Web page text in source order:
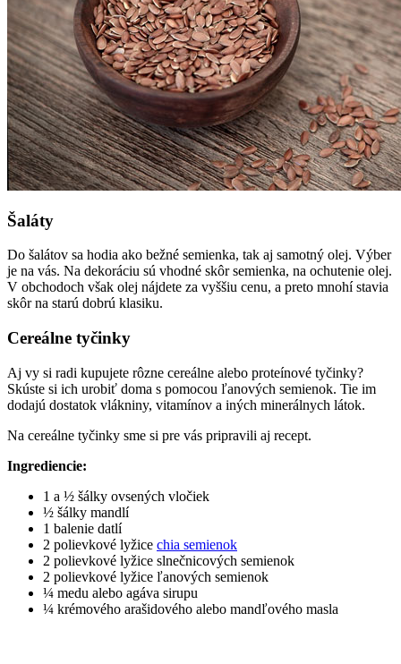
Šaláty
Do šalátov sa hodia ako bežné semienka, tak aj samotný olej. Výber
je na vás. Na dekoráciu sú vhodné skôr semienka, na ochutenie olej.
V obchodoch však olej nájdete za vyššiu cenu, a preto mnohí stavia
skôr na starú dobrú klasiku.
Cereálne tyčinky
Aj vy si radi kupujete rôzne cereálne alebo proteínové tyčinky?
Skúste si ich urobiť doma s pomocou ľanových semienok. Tie im
dodajú dostatok vlákniny, vitamínov a iných minerálnych látok.
Na cereálne tyčinky sme si pre vás pripravili aj recept.
Ingrediencie:
1 a ½ šálky ovsených vločiek
½ šálky mandlí
1 balenie datlí
2 polievkové lyžice chia semienok
2 polievkové lyžice slnečnicových semienok
2 polievkové lyžice ľanových semienok
¼ medu alebo agáva sirupu
¼ krémového arašidového alebo mandľového masla